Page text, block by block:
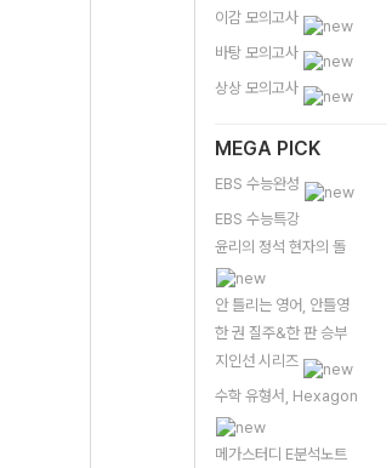
이감 모의고사
바탕 모의고사
상상 모의고사
MEGA PICK
EBS 수능완성
EBS 수능특강
윤리의 정석 현자의 돌
안 틀리는 영어, 안틀영
한 권 질주&한 판 승부
지인선 시리즈
수학 유형서, Hexagon
메가스터디 E분석노트